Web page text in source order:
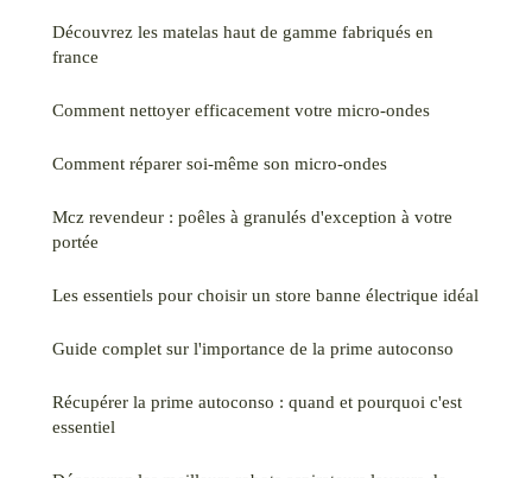
Découvrez les matelas haut de gamme fabriqués en
france
Comment nettoyer efficacement votre micro-ondes
Comment réparer soi-même son micro-ondes
Mcz revendeur : poêles à granulés d'exception à votre
portée
Les essentiels pour choisir un store banne électrique idéal
Guide complet sur l'importance de la prime autoconso
Récupérer la prime autoconso : quand et pourquoi c'est
essentiel